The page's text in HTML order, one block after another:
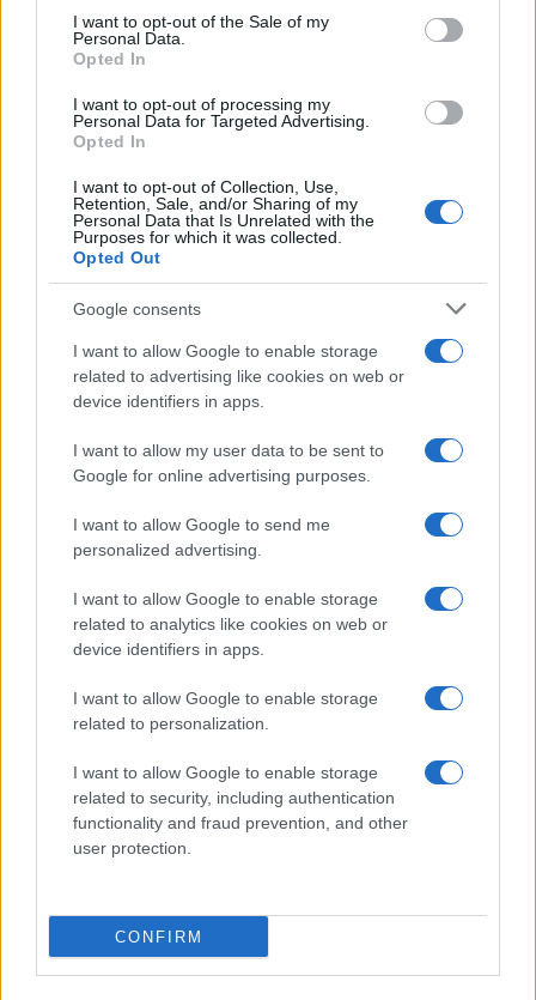
consent section.
I want to opt-out of the Sale of my
Personal Data.
Opted In
I want to opt-out of processing my
Personal Data for Targeted Advertising.
Opted In
I want to opt-out of Collection, Use,
Retention, Sale, and/or Sharing of my
Personal Data that Is Unrelated with the
Purposes for which it was collected.
Opted Out
Google consents
I want to allow Google to enable storage
related to advertising like cookies on web or
device identifiers in apps.
I want to allow my user data to be sent to
Google for online advertising purposes.
I want to allow Google to send me
personalized advertising.
I want to allow Google to enable storage
related to analytics like cookies on web or
device identifiers in apps.
I want to allow Google to enable storage
related to personalization.
I want to allow Google to enable storage
related to security, including authentication
functionality and fraud prevention, and other
user protection.
CONFIRM
4Vector(@4vector)
Στην όλη ιστορία για την μηχανή Enigma αφανείς ῎ήρωες῎ είναι οι
Πολωνοί που πρώτοι έδωσαν πληροφορίες και το σπάσιμο του
αντίγραφο που είχαν κατασκευάσει. Όλα αυτά πριν την έναρξη
του πολέμου το 1939. Οι Βρετανοί χρωστούν πολλά στους
Πολωνούς που έγραψαν πρώτοι και τους λογάριθμους που τόσο
βοήθησαν τους Βρετανούς αργότερα.
View Replies